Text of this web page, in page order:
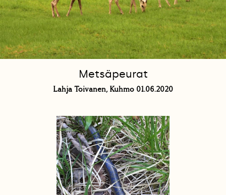
Metsäpeurat
Lahja Toivanen, Kuhmo 01.06.2020